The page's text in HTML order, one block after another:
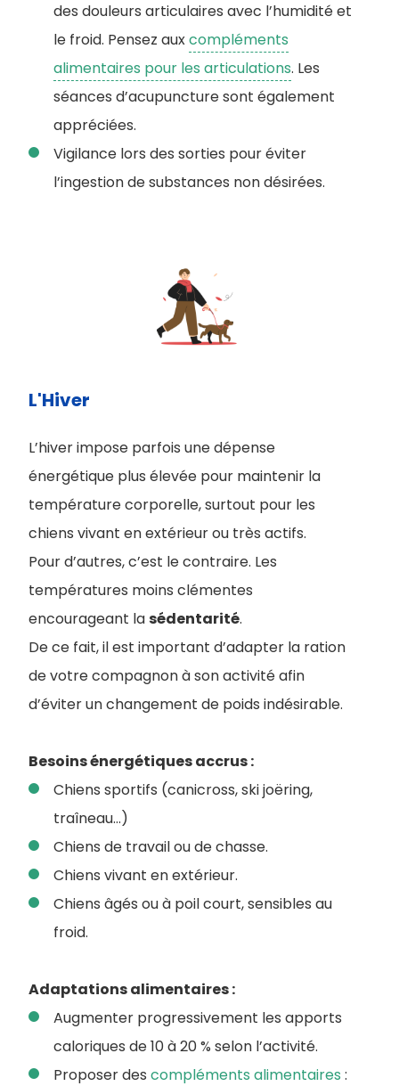
des douleurs articulaires avec l’humidité et
le froid. Pensez auxcompléments
alimentaires pour les articulations. Les
séances d’acupuncture sont également
appréciées.
Vigilance lors des sorties pour éviter
l’ingestion de substances non désirées.
L'Hiver
L’hiver impose parfois une dépense
énergétique plus élevée pour maintenir la
température corporelle, surtout pour les
chiens vivant en extérieur ou très actifs.
Pour d’autres, c’est le contraire. Les
températures moins clémentes
encourageant lasédentarité.
De ce fait, il est important d’adapter la ration
de votre compagnon à son activité afin
d’éviter un changement de poids indésirable.
Besoins énergétiques accrus :
Chiens sportifs (canicross, ski joëring,
traîneau…)
Chiens de travail ou de chasse.
Chiens vivant en extérieur.
Chiens âgés ou à poil court, sensibles au
froid.
Adaptations alimentaires :
Augmenter progressivement les apports
caloriques de 10 à 20 % selon l’activité.
Proposer des compléments alimentaires :